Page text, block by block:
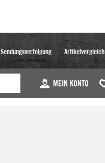
Sendungsverfolgung Artikelvergleich
MEIN KONTO